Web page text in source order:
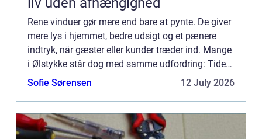
Rene vinduer gør mere end bare at pynte. De giver
mere lys i hjemmet, bedre udsigt og et pænere
indtryk, når gæster eller kunder træder ind. Mange
i Ølstykke står dog med samme udfordring: Tiden,
kræf...
Sofie Sørensen 12 July 2026